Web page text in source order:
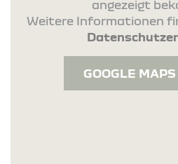
angezeigt
Weitere Informationen
GOOGLE